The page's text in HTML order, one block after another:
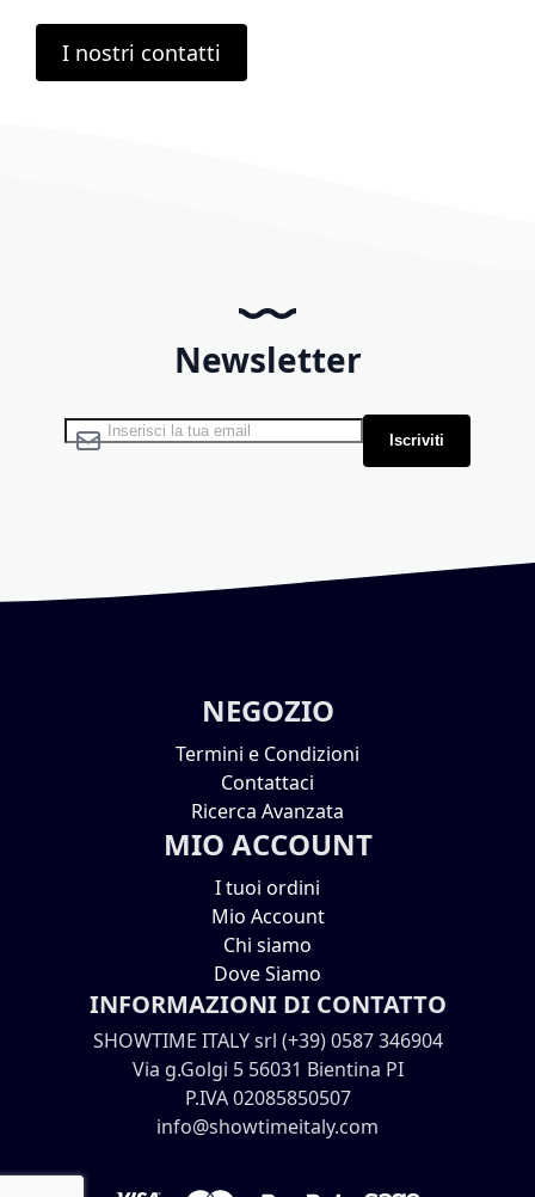
I nostri contatti
Newsletter
Iscriviti alla nostra Newsletter: Iscriviti
NEGOZIO
Termini e Condizioni
Contattaci
Ricerca Avanzata
MIO ACCOUNT
I tuoi ordini
Mio Account
Chi siamo
Dove Siamo
INFORMAZIONI DI CONTATTO
SHOWTIME ITALY srl (+39) 0587 346904
Via g.Golgi 5 56031 Bientina PI
P.IVA 02085850507
info@showtimeitaly.com